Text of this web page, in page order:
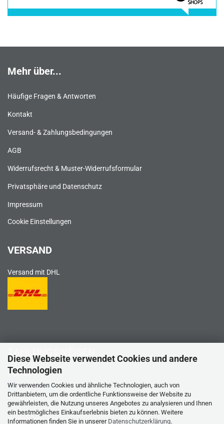
Diese Webseite verwendet Cookies und andere
Technologien
Wir verwenden Cookies und ähnliche Technologien, auch von
Drittanbietern, um die ordentliche Funktionsweise der Website zu
gewährleisten, die Nutzung unseres Angebotes zu analysieren und Ihnen
ein bestmögliches Einkaufserlebnis bieten zu können. Weitere
Informationen finden Sie in unserer Datenschutzerklärung.
Mehr über...
Häufige Fragen & Antworten
Kontakt
Versand- & Zahlungsbedingungen
AGB
Widerrufsrecht & Muster-Widerrufsformular
Privatsphäre und Datenschutz
Impressum
Cookie Einstellungen
VERSAND
Versand mit DHL
ZAHLUNGSWEISEN
PayPal
Kreditkarte